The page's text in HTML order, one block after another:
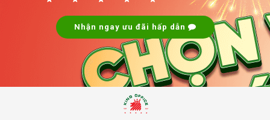
Nhận ngay ưu đãi hấp dẫn